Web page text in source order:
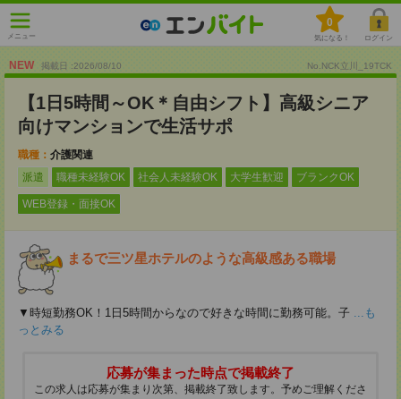
メニュー
0
気になる！ ログイン
NEW 掲載日 :2026/08/10 No.NCK立川_19TCK
【1日5時間～OK＊自由シフト】高級シニア
向けマンションで生活サポ
職種： 介護関連
派遣
職種未経験OK 社会人未経験OK 大学生歓迎 ブランクOK
WEB登録・面接OK
まるで三ツ星ホテルのような高級感ある職場
▼時短勤務OK！1日5時間からなので好きな時間に勤務可能。子 ...も
っとみる
応募が集まった時点で掲載終了
この求人は応募が集まり次第、掲載終了致します。予めご理解くださ